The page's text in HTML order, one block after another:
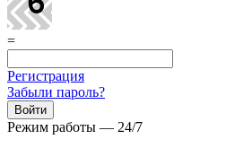
=
Регистрация
Забыли пароль?
Режим работы — 24/7